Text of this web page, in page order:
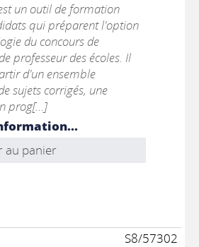
un outil de formation
qui préparent l'option
du concours de
professeur des écoles. Il
d'un ensemble
sujets corrigés, une
prog[...]
au panier
S8/57302